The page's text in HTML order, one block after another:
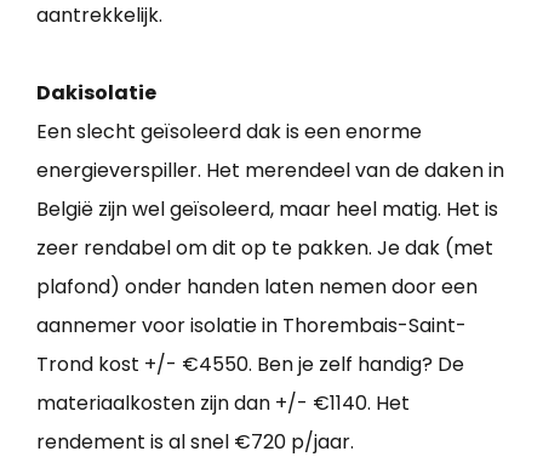
aantrekkelijk.
Dakisolatie
Een slecht geïsoleerd dak is een enorme
energieverspiller. Het merendeel van de daken in
België zijn wel geïsoleerd, maar heel matig. Het is
zeer rendabel om dit op te pakken. Je dak (met
plafond) onder handen laten nemen door een
aannemer voor isolatie in Thorembais-Saint-
Trond kost +/- €4550. Ben je zelf handig? De
materiaalkosten zijn dan +/- €1140. Het
rendement is al snel €720 p/jaar.